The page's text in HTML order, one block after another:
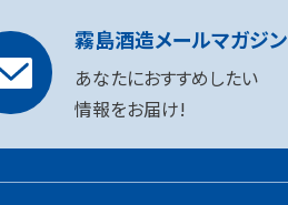
霧島酒造メールマガジン
あなたにおすすめしたい
情報をお届け!